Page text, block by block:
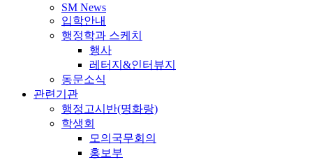
SM News
입학안내
행정학과 스케치
행사
레터지&인터뷰지
동문소식
관련기관
행정고시반(명화랑)
학생회
모의국무회의
홍보부